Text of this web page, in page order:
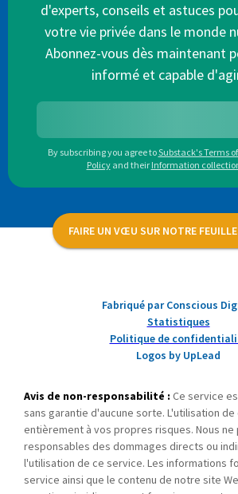
d'experts, conseils et astuces
votre vie privée dans le monde
Abonnez-vous dès maintenant
informé et capable
By subscribing you agree toSubstack's Terms
Policy and their Information
FAIRE UN VŒU SUR NOTRE
Fabriqué par Conscious
Statistiques
Politique de
Logos by UpLead
Avis de non-responsabilité : Ce service
sans garantie d'aucune sorte. L'utilisation
entièrement à vos propres risques. Nous
responsables des dommages directs ou
l'utilisation de ce service. Les informations
service ainsi que le contenu de notre site